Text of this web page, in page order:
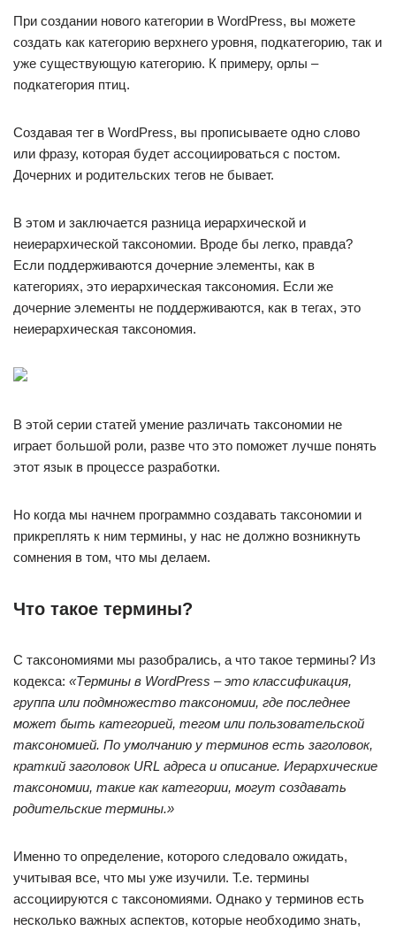
При создании нового категории в WordPress, вы можете
создать как категорию верхнего уровня, подкатегорию, так и
уже существующую категорию. К примеру, орлы –
подкатегория птиц.
Создавая тег в WordPress, вы прописываете одно слово
или фразу, которая будет ассоциироваться с постом.
Дочерних и родительских тегов не бывает.
В этом и заключается разница иерархической и
неиерархической таксономии. Вроде бы легко, правда?
Если поддерживаются дочерние элементы, как в
категориях, это иерархическая таксономия. Если же
дочерние элементы не поддерживаются, как в тегах, это
неиерархическая таксономия.
В этой серии статей умение различать таксономии не
играет большой роли, разве что это поможет лучше понять
этот язык в процессе разработки.
Но когда мы начнем программно создавать таксономии и
прикреплять к ним термины, у нас не должно возникнуть
сомнения в том, что мы делаем.
Что такое термины?
С таксономиями мы разобрались, а что такое термины? Из
кодекса: «Термины в WordPress – это классификация,
группа или подмножество таксономии, где последнее
может быть категорией, тегом или пользовательской
таксономией. По умолчанию у терминов есть заголовок,
краткий заголовок URL адреса и описание. Иерархические
таксономии, такие как категории, могут создавать
родительские термины.»
Именно то определение, которого следовало ожидать,
учитывая все, что мы уже изучили. Т.е. термины
ассоциируются с таксономиями. Однако у терминов есть
несколько важных аспектов, которые необходимо знать,